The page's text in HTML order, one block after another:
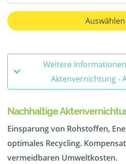
Auswählen
Weitere
Aktenvernichtung -
Nachhaltige
Einsparung von Rohstoffen,
optimales Recycling.
vermeidbaren Umweltkosten.